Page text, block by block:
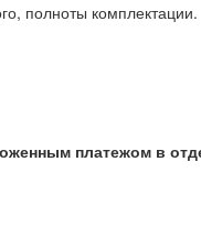
полноты комплектации.
платежом в